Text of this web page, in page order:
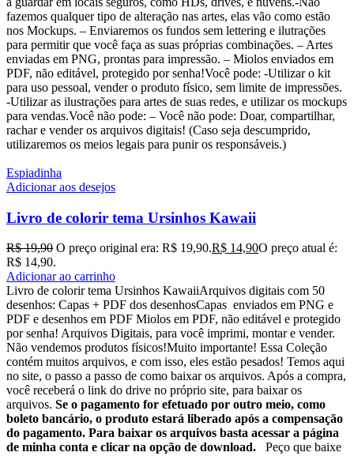
fazemos qualquer tipo de alteração nas artes, elas vão como estão
nos Mockups. – Enviaremos os fundos sem lettering e ilutrações
para permitir que você faça as suas próprias combinações. – Artes
enviadas em PNG, prontas para impressão. – Miolos enviados em
PDF, não editável, protegido por senha!Você pode: -Utilizar o kit
para uso pessoal, vender o produto físico, sem limite de impressões.
-Utilizar as ilustrações para artes de suas redes, e utilizar os mockups
para vendas.Você não pode: – Você não pode: Doar, compartilhar,
rachar e vender os arquivos digitais! (Caso seja descumprido,
utilizaremos os meios legais para punir os responsáveis.)
Espiadinha
Adicionar aos desejos
Livro de colorir tema Ursinhos Kawaii
R$19,90 O preço original era: R$ 19,90.R$ 14,90O preço atual é:
R$ 14,90.
Adicionar ao carrinho
Livro de colorir tema Ursinhos KawaiiArquivos digitais com 50
desenhos: Capas + PDF dos desenhosCapas enviados em PNG e
PDF e desenhos em PDF Miolos em PDF, não editável e protegido
por senha! Arquivos Digitais, para você imprimi, montar e vender.
Não vendemos produtos físicos!Muito importante! Essa Coleção
contém muitos arquivos, e com isso, eles estão pesados! Temos aqui
no site, o passo a passo de como baixar os arquivos. Após a compra,
você receberá o link do drive no próprio site, para baixar os
arquivos. Se o pagamento for efetuado por outro meio, como
boleto bancário, o produto estará liberado após a compensação
do pagamento. Para baixar os arquivos basta acessar a página
de minha conta e clicar na opção de download.
Peço que baixe